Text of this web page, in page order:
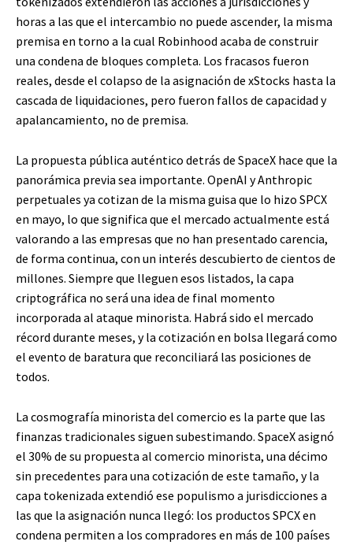
horas a las que el intercambio no puede ascender, la misma
premisa en torno a la cual Robinhood acaba de construir
una condena de bloques completa. Los fracasos fueron
reales, desde el colapso de la asignación de xStocks hasta la
cascada de liquidaciones, pero fueron fallos de capacidad y
apalancamiento, no de premisa.
La propuesta pública auténtico detrás de SpaceX hace que la
panorámica previa sea importante. OpenAI y Anthropic
perpetuales ya cotizan de la misma guisa que lo hizo SPCX
en mayo, lo que significa que el mercado actualmente está
valorando a las empresas que no han presentado carencia,
de forma continua, con un interés descubierto de cientos de
millones. Siempre que lleguen esos listados, la capa
criptográfica no será una idea de final momento
incorporada al ataque minorista. Habrá sido el mercado
récord durante meses, y la cotización en bolsa llegará como
el evento de baratura que reconciliará las posiciones de
todos.
La cosmografía minorista del comercio es la parte que las
finanzas tradicionales siguen subestimando. SpaceX asignó
el 30% de su propuesta al comercio minorista, una décimo
sin precedentes para una cotización de este tamaño, y la
capa tokenizada extendió ese populismo a jurisdicciones a
las que la asignación nunca llegó: los productos SPCX en
condena permiten a los compradores en más de 100 países